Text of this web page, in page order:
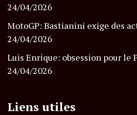
24/04/2026
MotoGP: Bastianini exige des
24/04/2026
Luis Enrique: obsession pour le
24/04/2026
Liens utiles